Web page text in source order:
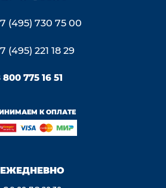
(495) 730 75 00
(495) 221 18 29
800 775 16 51
К ОПЛАТЕ
ЕЖЕДНЕВНО